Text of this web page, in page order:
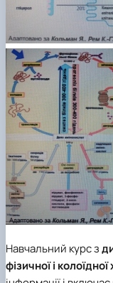
Навчальний курс з
фізичної і колоїдної